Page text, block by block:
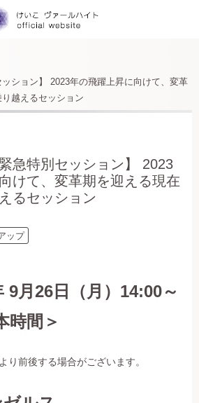
ッション】 2023年の飛躍上昇に向けて、変革
越えるセッション
急特別セッション】 2023
けて、変革期を迎える現在
るセッション
ップ
9月26日（月）14:00～
時間＞
り前後する場合がございます。